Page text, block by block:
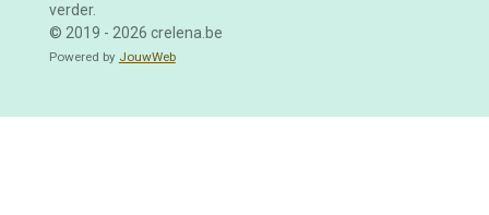
verder.
© 2019 - 2026 crelena.be
Powered by JouwWeb